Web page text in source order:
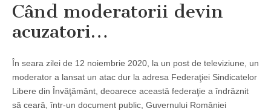
Când moderatorii devin
acuzatori…
În seara zilei de 12 noiembrie 2020, la un post de televiziune, un
moderator a lansat un atac dur la adresa Federaţiei Sindicatelor
Libere din Învăţământ, deoarece această federaţie a îndrăznit
să ceară, într-un document public, Guvernului României